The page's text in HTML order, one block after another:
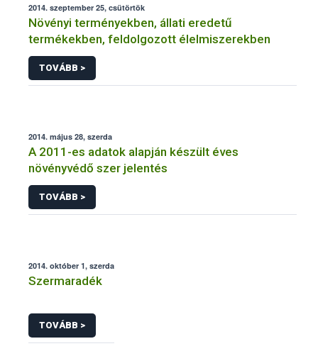
2014. szeptember 25, csütörtök
Növényi terményekben, állati eredetű
termékekben, feldolgozott élelmiszerekben
TOVÁBB >
2014. május 28, szerda
A 2011-es adatok alapján készült éves
növényvédő szer jelentés
TOVÁBB >
2014. október 1, szerda
Szermaradék
TOVÁBB >